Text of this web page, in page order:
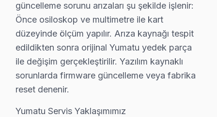
Yumatu TV arıza servisimiz Şile'nin her köşesine
Hacıahmetli, Karakiraz, Kömürcüoda, Meşrutiyet,
Sahilköy, Satıköy, Soğuksu, Şile Merkez, Üsküplü
Balibey, Çayırçeşme, Darlık, Doğancılı, Göksu ve
Yumatu TV Teknik Rehberi: Panel, Teşhis ve
güncelleme sorunu arızaları şu şekilde işlenir:
Önce osiloskop ve multimetre ile kart
düzeyinde ölçüm yapılır. Arıza kaynağı tespit
edildikten sonra orijinal Yumatu yedek parça
ile değişim gerçekleştirilir. Yazılım kaynaklı
sorunlarda firmware güncelleme veya fabrika
reset denenir.
Yumatu Servis Yaklaşımımız